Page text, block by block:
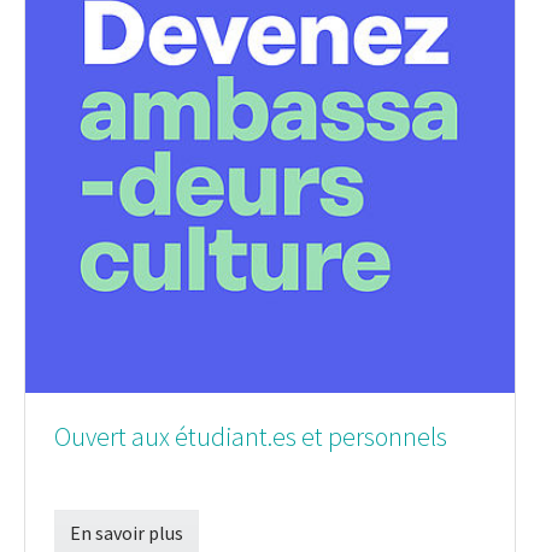
Ouvert aux étudiant.es et personnels
En savoir plus